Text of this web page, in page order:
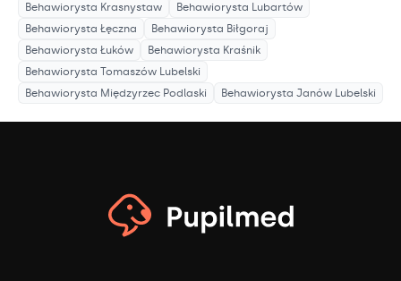
Behawiorysta Krasnystaw Behawiorysta Lubartów
Behawiorysta Łęczna Behawiorysta Biłgoraj
Behawiorysta Łuków Behawiorysta Kraśnik
Behawiorysta Tomaszów Lubelski
Behawiorysta Międzyrzec Podlaski Behawiorysta Janów Lubelski